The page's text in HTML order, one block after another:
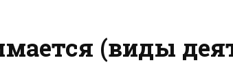
(виды